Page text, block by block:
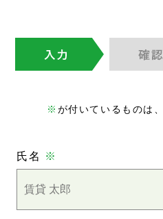
※ が付いているものは
氏名 ※